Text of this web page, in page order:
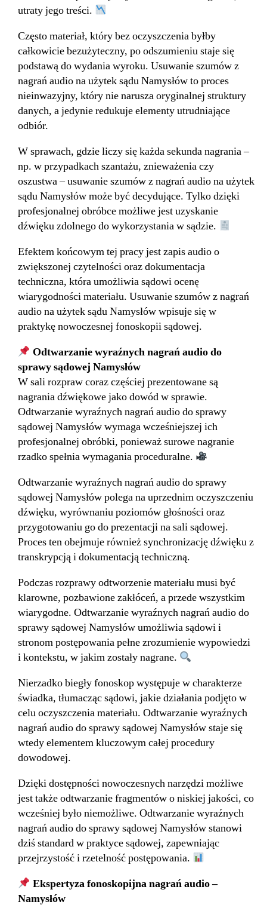
utraty jego treści.
Często materiał, który bez oczyszczenia byłby
całkowicie bezużyteczny, po odszumieniu staje się
podstawą do wydania wyroku. Usuwanie szumów z
nagrań audio na użytek sądu Namysłów to proces
nieinwazyjny, który nie narusza oryginalnej struktury
danych, a jedynie redukuje elementy utrudniające
odbiór.
W sprawach, gdzie liczy się każda sekunda nagrania –
np. w przypadkach szantażu, znieważenia czy
oszustwa – usuwanie szumów z nagrań audio na użytek
sądu Namysłów może być decydujące. Tylko dzięki
profesjonalnej obróbce możliwe jest uzyskanie
dźwięku zdolnego do wykorzystania w sądzie.
Efektem końcowym tej pracy jest zapis audio o
zwiększonej czytelności oraz dokumentacja
techniczna, która umożliwia sądowi ocenę
wiarygodności materiału. Usuwanie szumów z nagrań
audio na użytek sądu Namysłów wpisuje się w
praktykę nowoczesnej fonoskopii sądowej.
Odtwarzanie wyraźnych nagrań audio do
sprawy sądowej Namysłów
W sali rozpraw coraz częściej prezentowane są
nagrania dźwiękowe jako dowód w sprawie.
Odtwarzanie wyraźnych nagrań audio do sprawy
sądowej Namysłów wymaga wcześniejszej ich
profesjonalnej obróbki, ponieważ surowe nagranie
rzadko spełnia wymagania proceduralne.
Odtwarzanie wyraźnych nagrań audio do sprawy
sądowej Namysłów polega na uprzednim oczyszczeniu
dźwięku, wyrównaniu poziomów głośności oraz
przygotowaniu go do prezentacji na sali sądowej.
Proces ten obejmuje również synchronizację dźwięku z
transkrypcją i dokumentacją techniczną.
Podczas rozprawy odtworzenie materiału musi być
klarowne, pozbawione zakłóceń, a przede wszystkim
wiarygodne. Odtwarzanie wyraźnych nagrań audio do
sprawy sądowej Namysłów umożliwia sądowi i
stronom postępowania pełne zrozumienie wypowiedzi
i kontekstu, w jakim zostały nagrane.
Nierzadko biegły fonoskop występuje w charakterze
świadka, tłumacząc sądowi, jakie działania podjęto w
celu oczyszczenia materiału. Odtwarzanie wyraźnych
nagrań audio do sprawy sądowej Namysłów staje się
wtedy elementem kluczowym całej procedury
dowodowej.
Dzięki dostępności nowoczesnych narzędzi możliwe
jest także odtwarzanie fragmentów o niskiej jakości, co
wcześniej było niemożliwe. Odtwarzanie wyraźnych
nagrań audio do sprawy sądowej Namysłów stanowi
dziś standard w praktyce sądowej, zapewniając
przejrzystość i rzetelność postępowania.
Ekspertyza fonoskopijna nagrań audio –
Namysłów